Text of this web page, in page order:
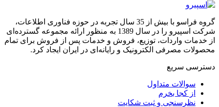
گروه فراسو با بیش از 35 سال تجربه در حوزه فناوری اطلاعات،
شرکت اسپیرو را در سال 1389 به منظور ارائه مجموعه گسترده‌ای
از خدمات واردات، توزیع، فروش و خدمات پس از فروش برای تمام
محصولات مصرفی الکترونیک و رایانه‌ای در ایران ایجاد کرد.
دسترسی‌ سریع
سوالات متداول
از کجا بخرم
نظرسنجی و ثبت شکایت